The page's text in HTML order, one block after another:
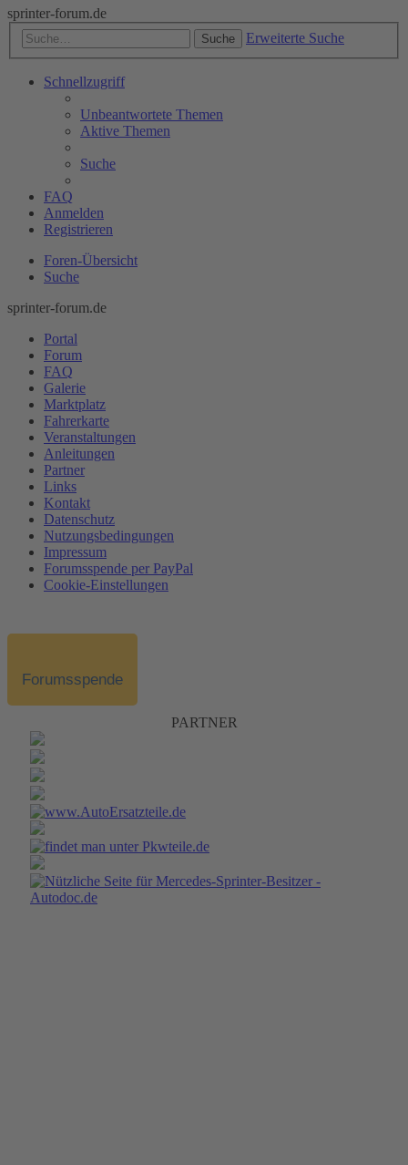
sprinter-forum.de
Suche Erweiterte Suche
Schnellzugriff
Unbeantwortete Themen
Aktive Themen
Suche
FAQ
Anmelden
Registrieren
Foren-Übersicht
Suche
sprinter-forum.de
Portal
Forum
FAQ
Galerie
Marktplatz
Fahrerkarte
Veranstaltungen
Anleitungen
Partner
Links
Kontakt
Datenschutz
Nutzungsbedingungen
Impressum
Forumsspende per PayPal
Cookie-Einstellungen
Forumsspende
PARTNER